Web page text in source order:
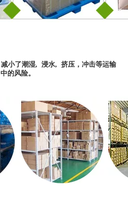
减小了潮湿, 浸水, 挤压 ，冲击等运输
中的风险。